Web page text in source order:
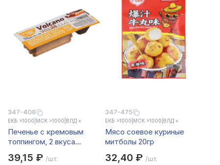
347-408
ЕКБ >1000 МСК >1000 ВЛД ×
Печенье с кремовым
топпингом, 2 вкуса
39,15 ₽ /шт.
347-475
ЕКБ >1000 МСК >1000 ВЛД ×
Мясо соевое куриные
митболы 20гр
32,40 ₽ /шт.